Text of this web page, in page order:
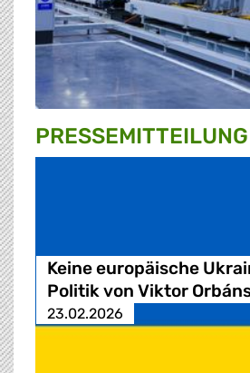
PRESSE­MITTEILUNG
Keine europäische
Politik von Viktor
23.02.2026